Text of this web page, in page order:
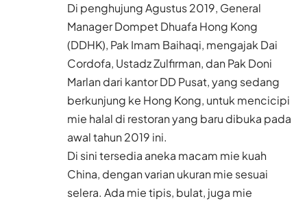
Di penghujung Agustus 2019, General
Manager Dompet Dhuafa Hong Kong
(DDHK), Pak Imam Baihaqi, mengajak Dai
Cordofa, Ustadz Zulfirman, dan Pak Doni
Marlan dari kantor DD Pusat, yang sedang
berkunjung ke Hong Kong, untuk mencicipi
mie halal di restoran yang baru dibuka pada
awal tahun 2019 ini.
Di sini tersedia aneka macam mie kuah
China, dengan varian ukuran mie sesuai
selera. Ada mie tipis, bulat, juga mie